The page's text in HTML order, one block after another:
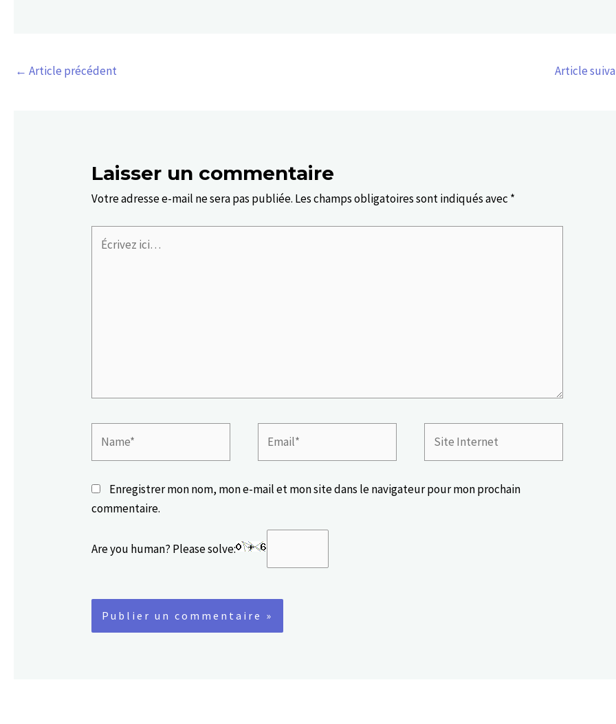
← Article précédent Article
Laisser un commentaire
Votre adresse e-mail ne sera pas publiée. Les champs obligatoires sont indiqués avec *
Écrivez
ici…
Internet
Enregistrer mon nom, mon e-mail et mon site dans le navigateur pour mon prochain
commentaire.
Are you human? Please solve: